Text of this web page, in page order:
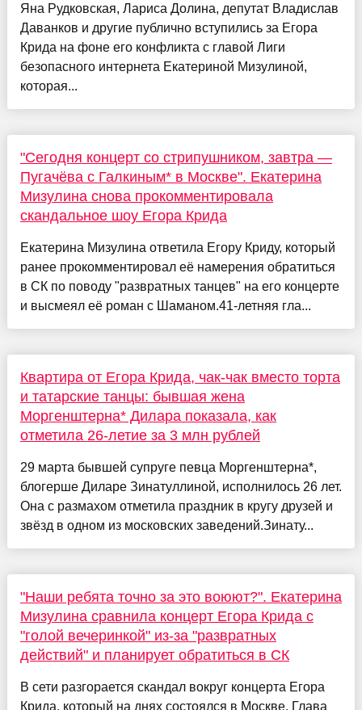
Яна Рудковская, Лариса Долина, депутат Владислав
Даванков и другие публично вступились за Егора
Крида на фоне его конфликта с главой Лиги
безопасного интернета Екатериной Мизулиной,
которая...
"Сегодня концерт со стрипушником, завтра —
Пугачёва с Галкиным* в Москве". Екатерина
Мизулина снова прокомментировала
скандальное шоу Егора Крида
Екатерина Мизулина ответила Егору Криду, который
ранее прокомментировал её намерения обратиться
в СК по поводу "развратных танцев" на его концерте
и высмеял её роман с Шаманом.41-летняя гла...
Квартира от Егора Крида, чак-чак вместо торта
и татарские танцы: бывшая жена
Моргенштерна* Дилара показала, как
отметила 26-летие за 3 млн рублей
29 марта бывшей супруге певца Моргенштерна*,
блогерше Диларе Зинатуллиной, исполнилось 26 лет.
Она с размахом отметила праздник в кругу друзей и
звёзд в одном из московских заведений.Зинату...
"Наши ребята точно за это воюют?". Екатерина
Мизулина сравнила концерт Егора Крида с
"голой вечеринкой" из-за "развратных
действий" и планирует обратиться в СК
В сети разгорается скандал вокруг концерта Егора
Крида, который на днях состоялся в Москве. Глава